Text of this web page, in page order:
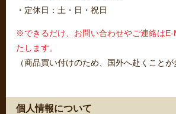
・定休日：土・日・祝日
※できるだけ、お問い合わせやご連絡は
たします。
（商品買い付けのため、国外へ赴くことが
個人情報について